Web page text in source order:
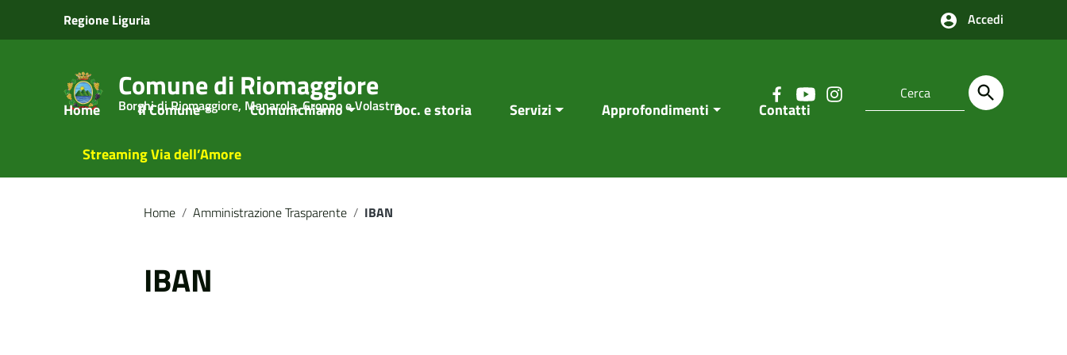
Vai ai contenuti
Vai al menu di navigazione
Regione Liguria Accedi
Comune di Riomaggiore
Borghi di Riomaggiore, Manarola, Groppo e Volastra
Home Il Comune Comunichiamo Doc. e storia Servizi Approfondimenti Contatti
Streaming Via dell’Amore
Home / Amministrazione Trasparente / IBAN
IBAN